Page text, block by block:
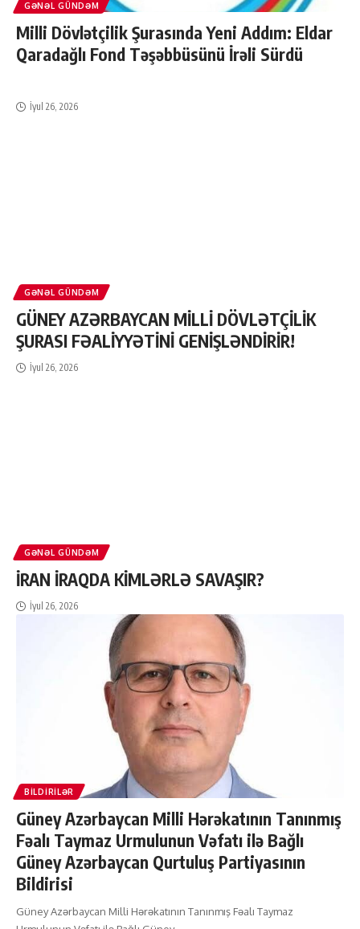
GƏNƏL GÜNDƏM
Milli Dövlətçilik Şurasında Yeni Addım: Eldar
Qaradağlı Fond Təşəbbüsünü İrəli Sürdü
İyul 26, 2026
GƏNƏL GÜNDƏM
GÜNEY AZƏRBAYCAN MİLLİ DÖVLƏTÇİLİK
ŞURASI FƏALİYYƏTİNİ GENİŞLƏNDİRİR!
İyul 26, 2026
GƏNƏL GÜNDƏM
İRAN İRAQDA KİMLƏRLƏ SAVAŞIR?
İyul 26, 2026
BILDIRILƏR
Güney Azərbaycan Milli Hərəkatının Tanınmış
Fəalı Taymaz Urmulunun Vəfatı ilə Bağlı
Güney Azərbaycan Qurtuluş Partiyasının
Bildirisi
Güney Azərbaycan Milli Hərəkatının Tanınmış Fəalı Taymaz